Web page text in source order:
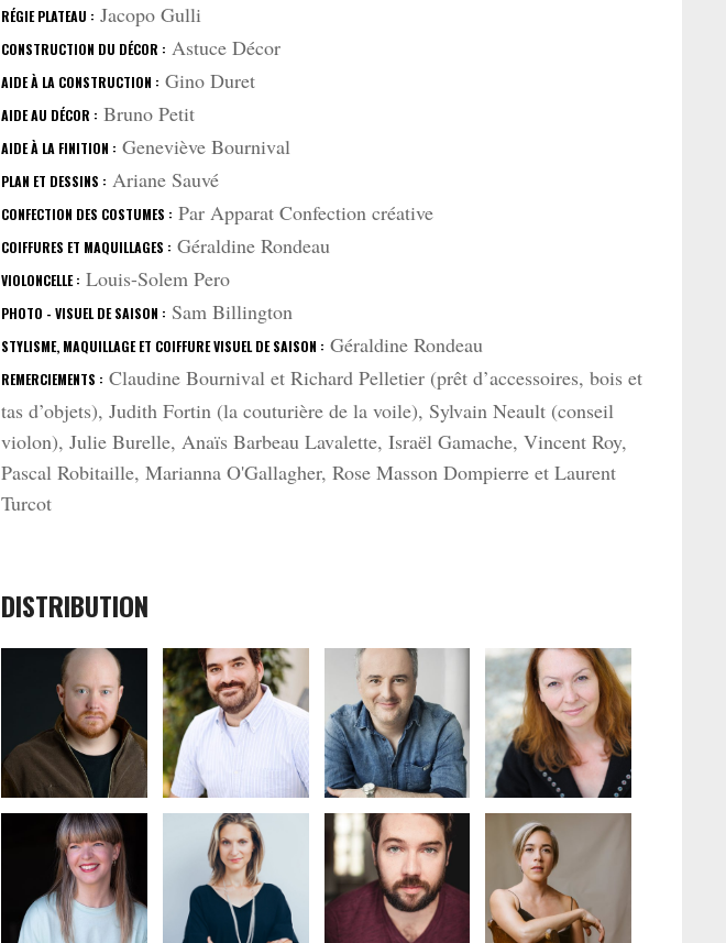
RÉGIE PLATEAU : Jacopo Gulli
CONSTRUCTION DU DÉCOR : Astuce Décor
AIDE À LA CONSTRUCTION : Gino Duret
AIDE AU DÉCOR : Bruno Petit
AIDE À LA FINITION : Geneviève Bournival
PLAN ET DESSINS : Ariane Sauvé
CONFECTION DES COSTUMES : Par Apparat Confection créative
COIFFURES ET MAQUILLAGES : Géraldine Rondeau
VIOLONCELLE : Louis-Solem Pero
PHOTO - VISUEL DE SAISON : Sam Billington
STYLISME, MAQUILLAGE ET COIFFURE VISUEL DE SAISON : Géraldine Rondeau
REMERCIEMENTS : Claudine Bournival et Richard Pelletier (prêt d’accessoires, bois et
tas d’objets), Judith Fortin (la couturière de la voile), Sylvain Neault (conseil
violon), Julie Burelle, Anaïs Barbeau Lavalette, Israël Gamache, Vincent Roy,
Pascal Robitaille, Marianna O'Gallagher, Rose Masson Dompierre et Laurent
Turcot
DISTRIBUTION